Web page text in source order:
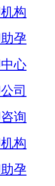
构
孕
心
司
询
构
孕